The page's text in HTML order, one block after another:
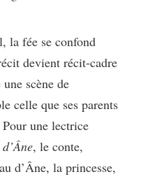
la fée se confond
devient récit-cadre
scène de
celle que ses parents
une lectrice
, le conte,
d’Âne, la princesse,